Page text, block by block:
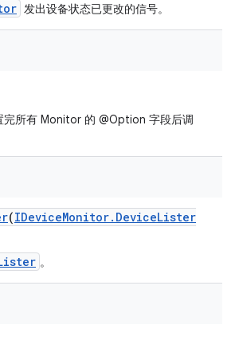
发出设备状态已更改的信号。
完所有 Monitor 的 @Option 字段后调
(IDeviceMonitor. DeviceLister
。